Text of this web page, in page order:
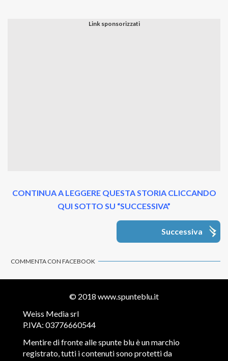
CONTINUA A LEGGERE QUESTA STORIA CLICCANDO
QUI SOTTO SU “SUCCESSIVA”
Successiva
COMMENTA CON FACEBOOK
© 2018 www.spunteblu.it
Weiss Media srl
P.IVA: 03776660544
Mentire di fronte alle spunte blu è un marchio
registrato, tutti i contenuti sono protetti da